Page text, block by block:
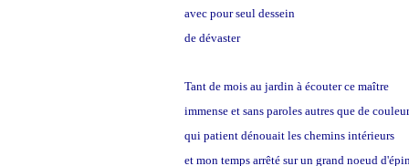
avec pour seul dessein
de dévaster
Tant de mois au jardin à écouter ce maître
immense et sans paroles autres que de
qui patient dénouait les chemins intérieurs
et mon temps arrêté sur un grand noeud